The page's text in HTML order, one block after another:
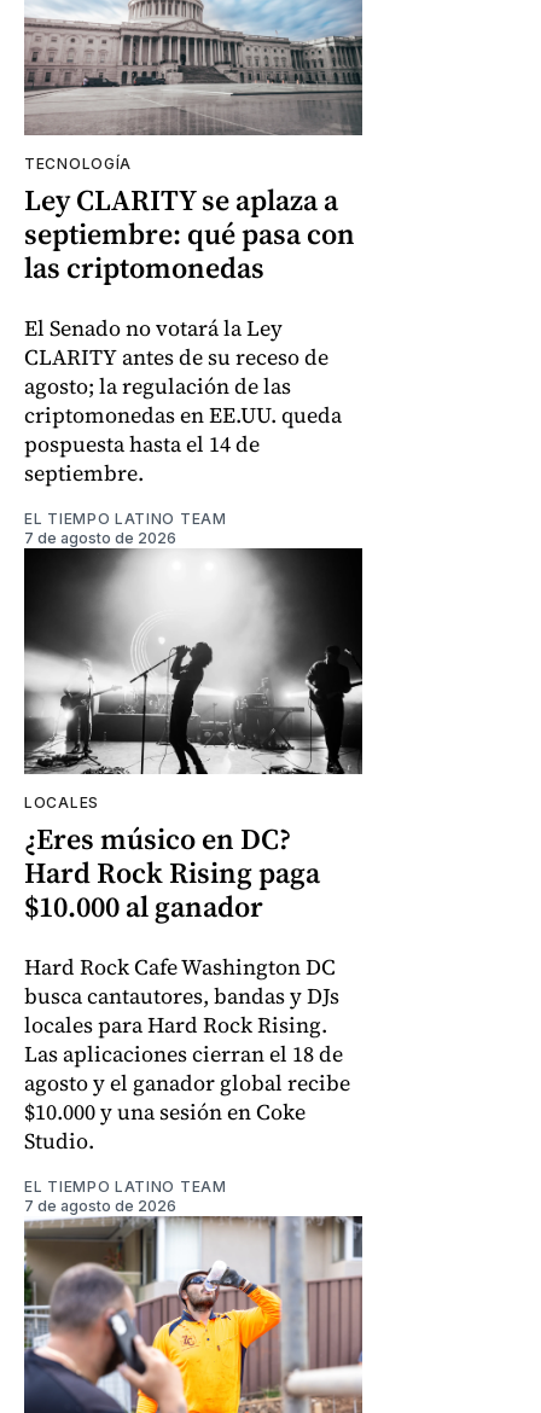
TECNOLOGÍA
Ley CLARITY se aplaza a
septiembre: qué pasa con
las criptomonedas
El Senado no votará la Ley
CLARITY antes de su receso de
agosto; la regulación de las
criptomonedas en EE.UU. queda
pospuesta hasta el 14 de
septiembre.
EL TIEMPO LATINO TEAM
7 de agosto de 2026
LOCALES
¿Eres músico en DC?
Hard Rock Rising paga
$10.000 al ganador
Hard Rock Cafe Washington DC
busca cantautores, bandas y DJs
locales para Hard Rock Rising.
Las aplicaciones cierran el 18 de
agosto y el ganador global recibe
$10.000 y una sesión en Coke
Studio.
EL TIEMPO LATINO TEAM
7 de agosto de 2026